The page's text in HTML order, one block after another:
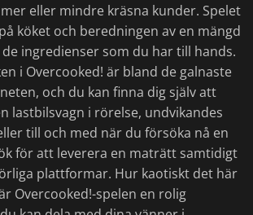
eller mindre kräsna kunder. Spelet
köket och beredningen av en mängd
ingredienser som du har till hands.
i Overcooked! är bland de galnaste
och du kan finna dig själv att
lastbilsvagn i rörelse, undvikandes
till och med när du försöka nå en
för att leverera en maträtt samtidigt
plattformar. Hur kaotiskt det här
Overcooked!-spelen en rolig